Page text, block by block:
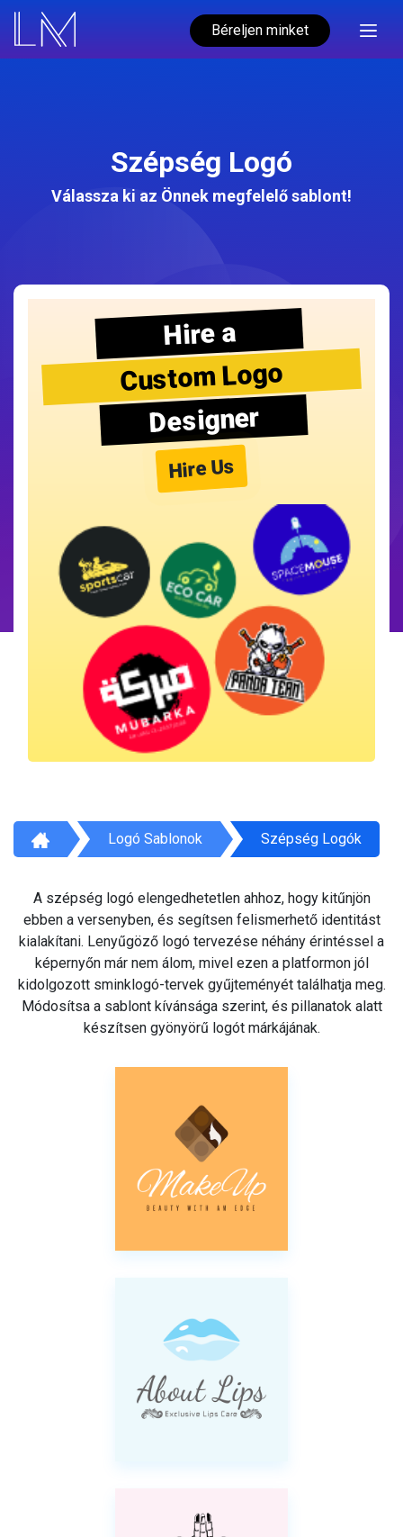
Béreljen minket
Szépség Logó
Válassza ki az Önnek megfelelő sablont!
Hire a
Custom Logo
Designer
Hire Us
Logó Sablonok Szépség Logók
A szépség logó elengedhetetlen ahhoz, hogy kitűnjön
ebben a versenyben, és segítsen felismerhető identitást
kialakítani. Lenyűgöző logó tervezése néhány érintéssel a
képernyőn már nem álom, mivel ezen a platformon jól
kidolgozott sminklogó-tervek gyűjteményét találhatja meg.
Módosítsa a sablont kívánsága szerint, és pillanatok alatt
készítsen gyönyörű logót márkájának.